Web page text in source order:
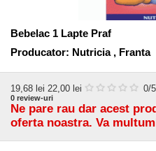
Bebelac 1 Lapte Praf
Producator: Nutricia , Franta
19,68 lei 22,00 lei 0/5
0 review-uri
Ne pare rau dar acest
oferta noastra. Va